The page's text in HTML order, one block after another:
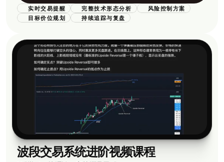
实时交易提醒 完整技术形态分析
风险控制方案
目标价位规划
持续追踪与复盘
波段交易系统进阶视频课程